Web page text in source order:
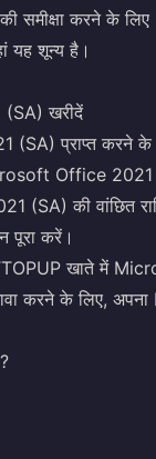
समीक्षा करने के
यह शून्य है।
खरीदें
प्राप्त करने के
Office
(SA) की वांछित
पूरा करें।
खाते में
के लिए, अपना